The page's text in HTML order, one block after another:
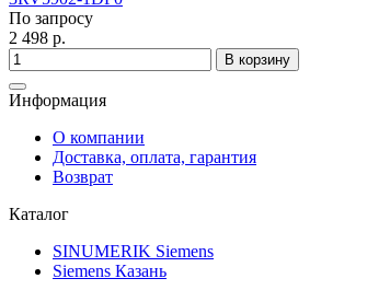
По запросу
2 498 р.
В корзину
Информация
О компании
Доставка, оплата, гарантия
Возврат
Каталог
SINUMERIK Siemens
Siemens Казань